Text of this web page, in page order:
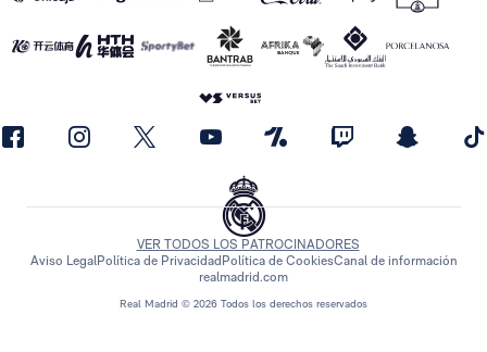
Real Madrid © 2026 Todos los derechos reservados
VER TODOS LOS PATROCINADORES
Aviso LegalPolítica de Privacidad Política de CookiesCanal de información
realmadrid.com